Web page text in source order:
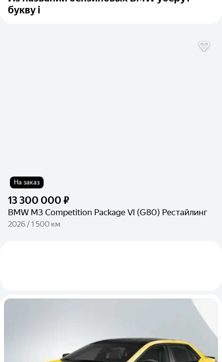
букву i
На заказ
13 300 000 ₽
BMW M3 Competition Package VI (G80) Рестайлинг
2026 / 1 500 км